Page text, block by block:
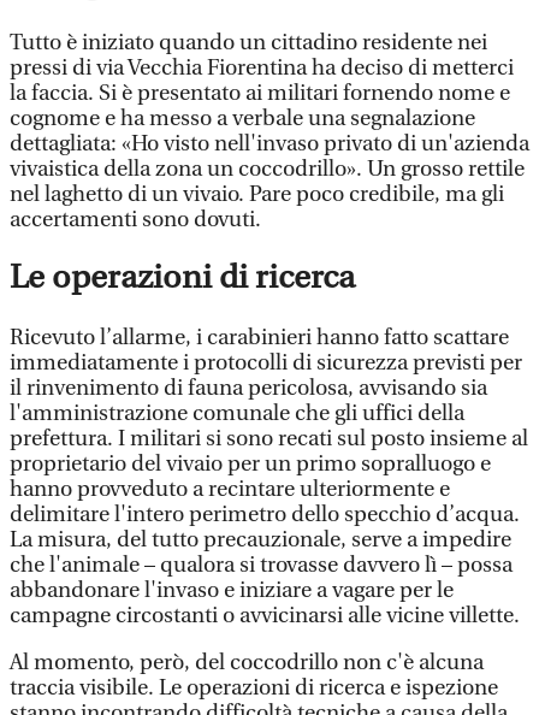
Tutto è iniziato quando un cittadino residente nei
pressi di via Vecchia Fiorentina ha deciso di metterci
la faccia. Si è presentato ai militari fornendo nome e
cognome e ha messo a verbale una segnalazione
dettagliata: «Ho visto nell'invaso privato di un'azienda
vivaistica della zona un coccodrillo». Un grosso rettile
nel laghetto di un vivaio. Pare poco credibile, ma gli
accertamenti sono dovuti.
Le operazioni di ricerca
Ricevuto l’allarme, i carabinieri hanno fatto scattare
immediatamente i protocolli di sicurezza previsti per
il rinvenimento di fauna pericolosa, avvisando sia
l'amministrazione comunale che gli uffici della
prefettura. I militari si sono recati sul posto insieme al
proprietario del vivaio per un primo sopralluogo e
hanno provveduto a recintare ulteriormente e
delimitare l'intero perimetro dello specchio d’acqua.
La misura, del tutto precauzionale, serve a impedire
che l'animale – qualora si trovasse davvero lì – possa
abbandonare l'invaso e iniziare a vagare per le
campagne circostanti o avvicinarsi alle vicine villette.
Al momento, però, del coccodrillo non c'è alcuna
traccia visibile. Le operazioni di ricerca e ispezione